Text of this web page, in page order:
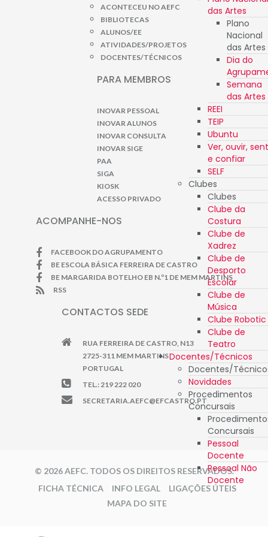
das Artes
Plano
Nacional
das Artes
Dia do
Semana
das Artes
REEI
TEIP
Ubuntu
Ver, ouvir,
e confiar
SELF
Clubes
Clubes
Clube da
Costura
Clube de
Xadrez
Clube de
Desporto
Escolar
Clube de
Música
Clube Robotic
Clube de
Teatro
Docentes/Técnicos
Docentes/
Novidades
Procedimentos
Concursais
Concursais
Pessoal
Docente
Pessoal Não
Docente
ACONTECEU NO AEFC
BIBLIOTECAS
ALUNOS/EE
ATIVIDADES/PROJETOS
DOCENTES/TÉCNICOS
PARA MEMBROS
INOVAR PESSOAL
INOVAR ALUNOS
INOVAR CONSULTA
INOVAR SIGE
PAA
SIGA
KIOSK
ACESSO PRIVADO
ACOMPANHE-NOS
FACEBOOK DO AGRUPAMENTO
BE ESCOLA BÁSICA FERREIRA DE CASTRO
BE MARGARIDA BOTELHO EB N.º1 DE MEM MARTINS
RSS
CONTACTOS SEDE
RUA FERREIRA DE CASTRO, N13
2725-311 MEM MARTINS
PORTUGAL
TEL.: 219 222 020
SECRETARIA.AEFC@EFCASTRO.PT
© 2026 AEFC. TODOS OS DIREITOS RESERVADOS.
FICHA TÉCNICA
INFO LEGAL
LIGAÇÕES ÚTEIS
MAPA DO SITE